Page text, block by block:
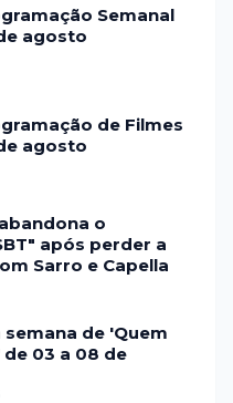
Semanal
agosto
de Filmes
agosto
o
após perder a
Sarro e Capella
semana de 'Quem
de 03 a 08 de